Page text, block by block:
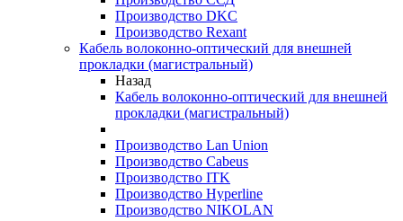
Производство DKC
Производство Rexant
Кабель волоконно-оптический для внешней
прокладки (магистральный)
Назад
Кабель волоконно-оптический для внешней
прокладки (магистральный)
Производство Lan Union
Производство Cabeus
Производство ITK
Производство Hyperline
Производство NIKOLAN